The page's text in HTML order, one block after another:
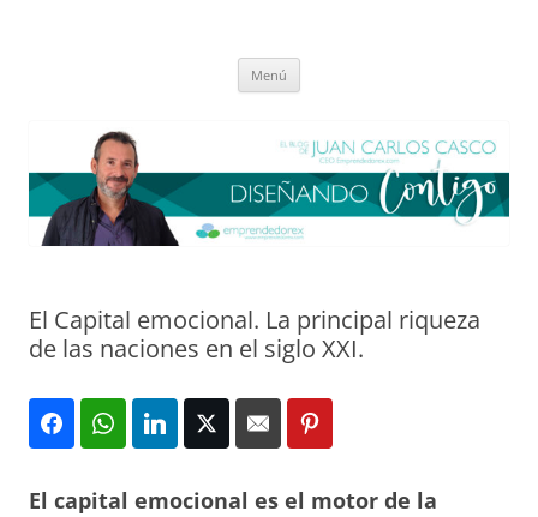
Menú
El Capital emocional. La principal riqueza
de las naciones en el siglo XXI.
El capital emocional es el motor de la